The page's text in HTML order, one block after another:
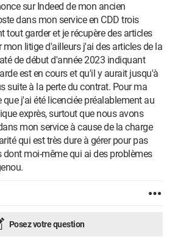
sur Indeed de mon ancien
dans mon service en CDD trois
tout garder et je récupère des articles
mon litige d'ailleurs j'ai des articles de la
de début d'année 2023 indiquant
est en cours et qu'il y aurait jusqu'à
suite à la perte du contrat. Pour ma
que j'ai été licenciée préalablement au
exprès, surtout que nous avons
mon service à cause de la charge
qui est très dure à gérer pour pas
dont moi-même qui ai des problèmes
Posez votre question